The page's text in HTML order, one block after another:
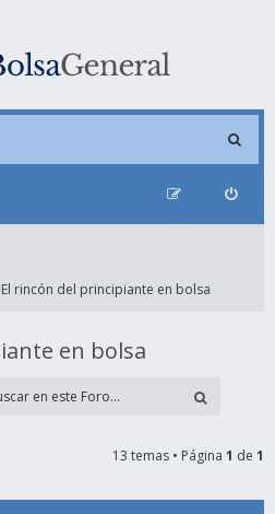
El rincón del principiante en bolsa
en bolsa
13 temas • Página 1 de 1